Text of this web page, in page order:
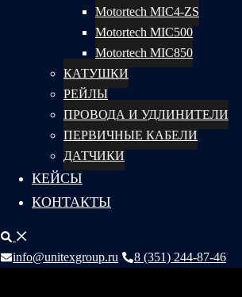
Motortech MIC4-ZS
Motortech MIC500
Motortech MIC850
КАТУШКИ
РЕЙЛЫ
ПРОВОДА И УДЛИНИТЕЛИ
ПЕРВИЧНЫЕ КАБЕЛИ
ДАТЧИКИ
КЕЙСЫ
КОНТАКТЫ
Поиск
info@unitexgroup.ru
8 (351) 244-87-46